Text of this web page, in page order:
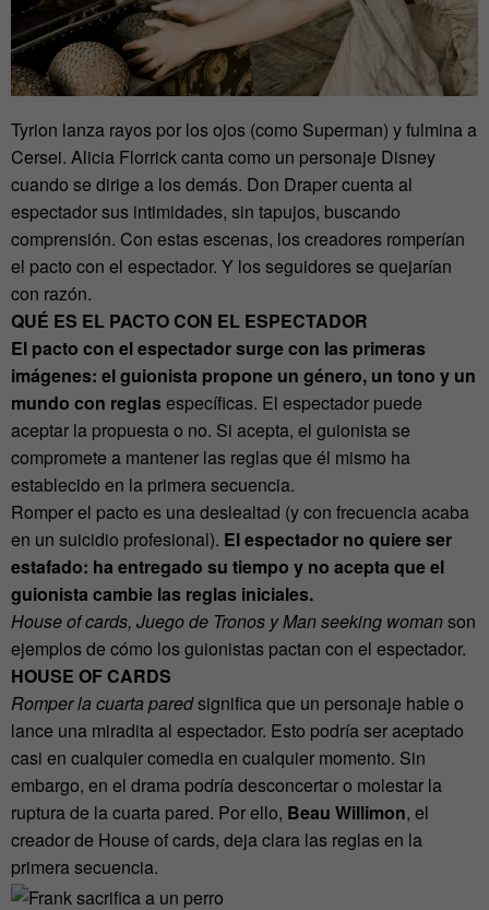
Tyrion lanza rayos por los ojos (como Superman) y fulmina a
Cersei. Alicia Florrick canta como un personaje Disney
cuando se dirige a los demás. Don Draper cuenta al
espectador sus intimidades, sin tapujos, buscando
comprensión. Con estas escenas, los creadores romperían
el pacto con el espectador. Y los seguidores se quejarían
con razón.
QUÉ ES EL PACTO CON EL ESPECTADOR
El pacto con el espectador surge con las primeras
imágenes: el guionista propone un género, un tono y un
mundo con reglasespecíficas. El espectador puede
aceptar la propuesta o no. Si acepta, el guionista se
compromete a mantener las reglas que él mismo ha
establecido en la primera secuencia.
Romper el pacto es una deslealtad (y con frecuencia acaba
en un suicidio profesional). El espectador no quiere ser
estafado: ha entregado su tiempo y no acepta que el
guionista cambie las reglas iniciales.
House of cards, Juego de Tronos y Man seeking womanson
ejemplos de cómo los guionistas pactan con el espectador.
HOUSE OF CARDS
Romper la cuarta paredsignifica que un personaje hable o
lance una miradita al espectador. Esto podría ser aceptado
casi en cualquier comedia en cualquier momento. Sin
embargo, en el drama podría desconcertar o molestar la
ruptura de la cuarta pared. Por ello, Beau Willimon, el
creador de House of cards, deja clara las reglas en la
primera secuencia.